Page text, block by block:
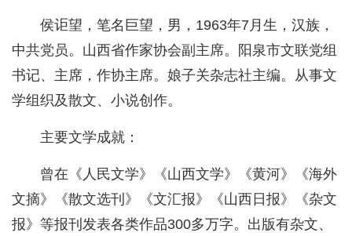
侯讵望，笔名巨望，男，1963年7月生，汉族，
中共党员。山西省作家协会副主席。阳泉市文联党组
书记、主席，作协主席。娘子关杂志社主编。从事文
学组织及散文、小说创作。
主要文学成就：
曾在《人民文学》《山西文学》《黄河》《海外
文摘》《散文选刊》《文汇报》《山西日报》《杂文
报》等报刊发表各类作品300多万字。出版有杂文、